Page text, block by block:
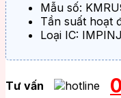
Mẫu số:
Tần suất hoạt
Loại IC:
Tư vấn